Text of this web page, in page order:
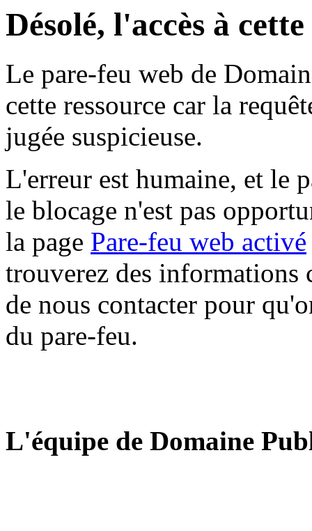
Désolé, l'accès à
Le pare-feu web de
cette ressource car la
jugée suspicieuse.
L'erreur est humaine, et le
le blocage n'est pas
la page Pare-feu web activé
trouverez des informations
de nous contacter pour
du pare-feu.
L'équipe de Domaine